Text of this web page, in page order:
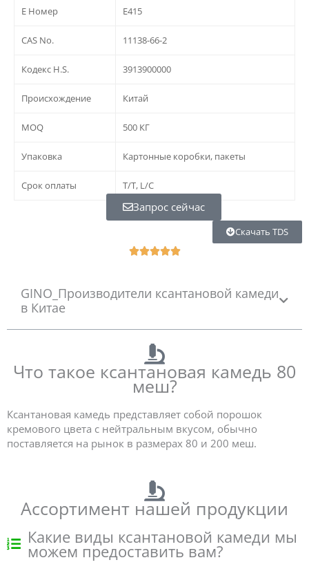
E Номер E415
CAS No. 11138-66-2
Кодекс H.S. 3913900000
Происхождение Китай
MOQ 500 КГ
Упаковка Картонные коробки, пакеты
Срок оплаты T/T, L/C
Запрос сейчас
Скачать TDS
R
e
o
GINO_Производители ксантановой камеди
в Китае
Что такое ксантановая камедь 80
меш?
Ксантановая камедь представляет собой порошок
кремового цвета с нейтральным вкусом, обычно
поставляется на рынок в размерах 80 и 200 меш.
Ассортимент нашей продукции
Какие виды ксантановой камеди мы
можем предоставить вам?